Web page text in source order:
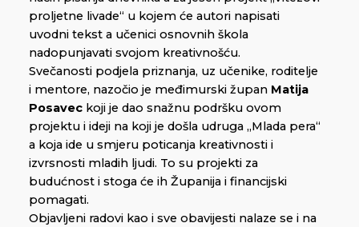
proljetne livade“ u kojem će autori napisati
uvodni tekst a učenici osnovnih škola
nadopunjavati svojom kreativnošću.
Svečanosti podjela priznanja, uz učenike, roditelje
i mentore, nazočio je međimurski župan Matija
Posavec koji je dao snažnu podršku ovom
projektu i ideji na koji je došla udruga „Mlada pera“
a koja ide u smjeru poticanja kreativnosti i
izvrsnosti mladih ljudi. To su projekti za
budućnost i stoga će ih Županija i financijski
pomagati.
Objavljeni radovi kao i sve obavijesti nalaze se i na